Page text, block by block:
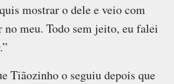
mostrar o dele e veio com
no meu. Todo sem jeito, eu falei
Tiãozinho o seguiu depois que